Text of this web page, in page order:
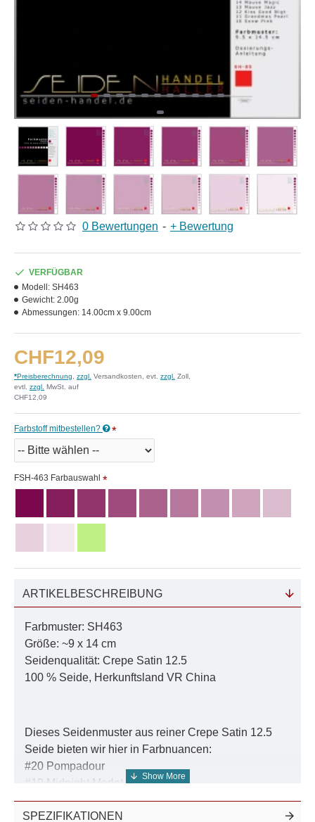
0 Bewertungen - + Bewertung
CHF12,09
*Preisberechnung zzgl. Versandkosten, evt. zzgl. Zoll,
evtl. zzgl. MwSt. auf
CHF12,09
VERFÜGBAR
Modell: SH463
Gewicht: 2.00g
Abmessungen: 14.00cm x 9.00cm
Farbstoff mitbestellen?
FSH-463 Farbauswahl
ARTIKELBESCHREIBUNG
Farbmuster: SH463
Größe: ~9 x 14 cm
Seidenqualität: Crepe Satin 12.5
100 % Seide, Herkunftsland VR China
Dieses Seidenmuster aus reiner Crepe Satin 12.5
Seide bieten wir hier in Farbnuancen:
#20 Pompadour
#19 Midnight Merlot
#18 Guarana Rose
#17 Exotic Cherry
SPEZIFIKATIONEN